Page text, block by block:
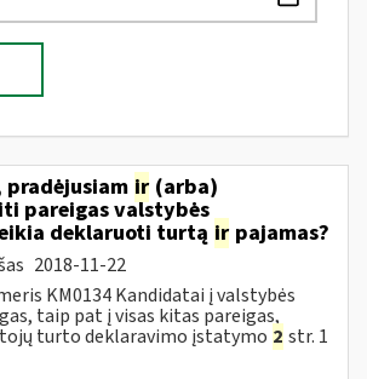
ir (arba)
pareigas valstybės
deklaruoti turtą ir pajamas?
2018-11-22
KM0134 Kandidatai į valstybės
taip pat į visas kitas pareigas,
turto deklaravimo įstatymo 2 str. 1